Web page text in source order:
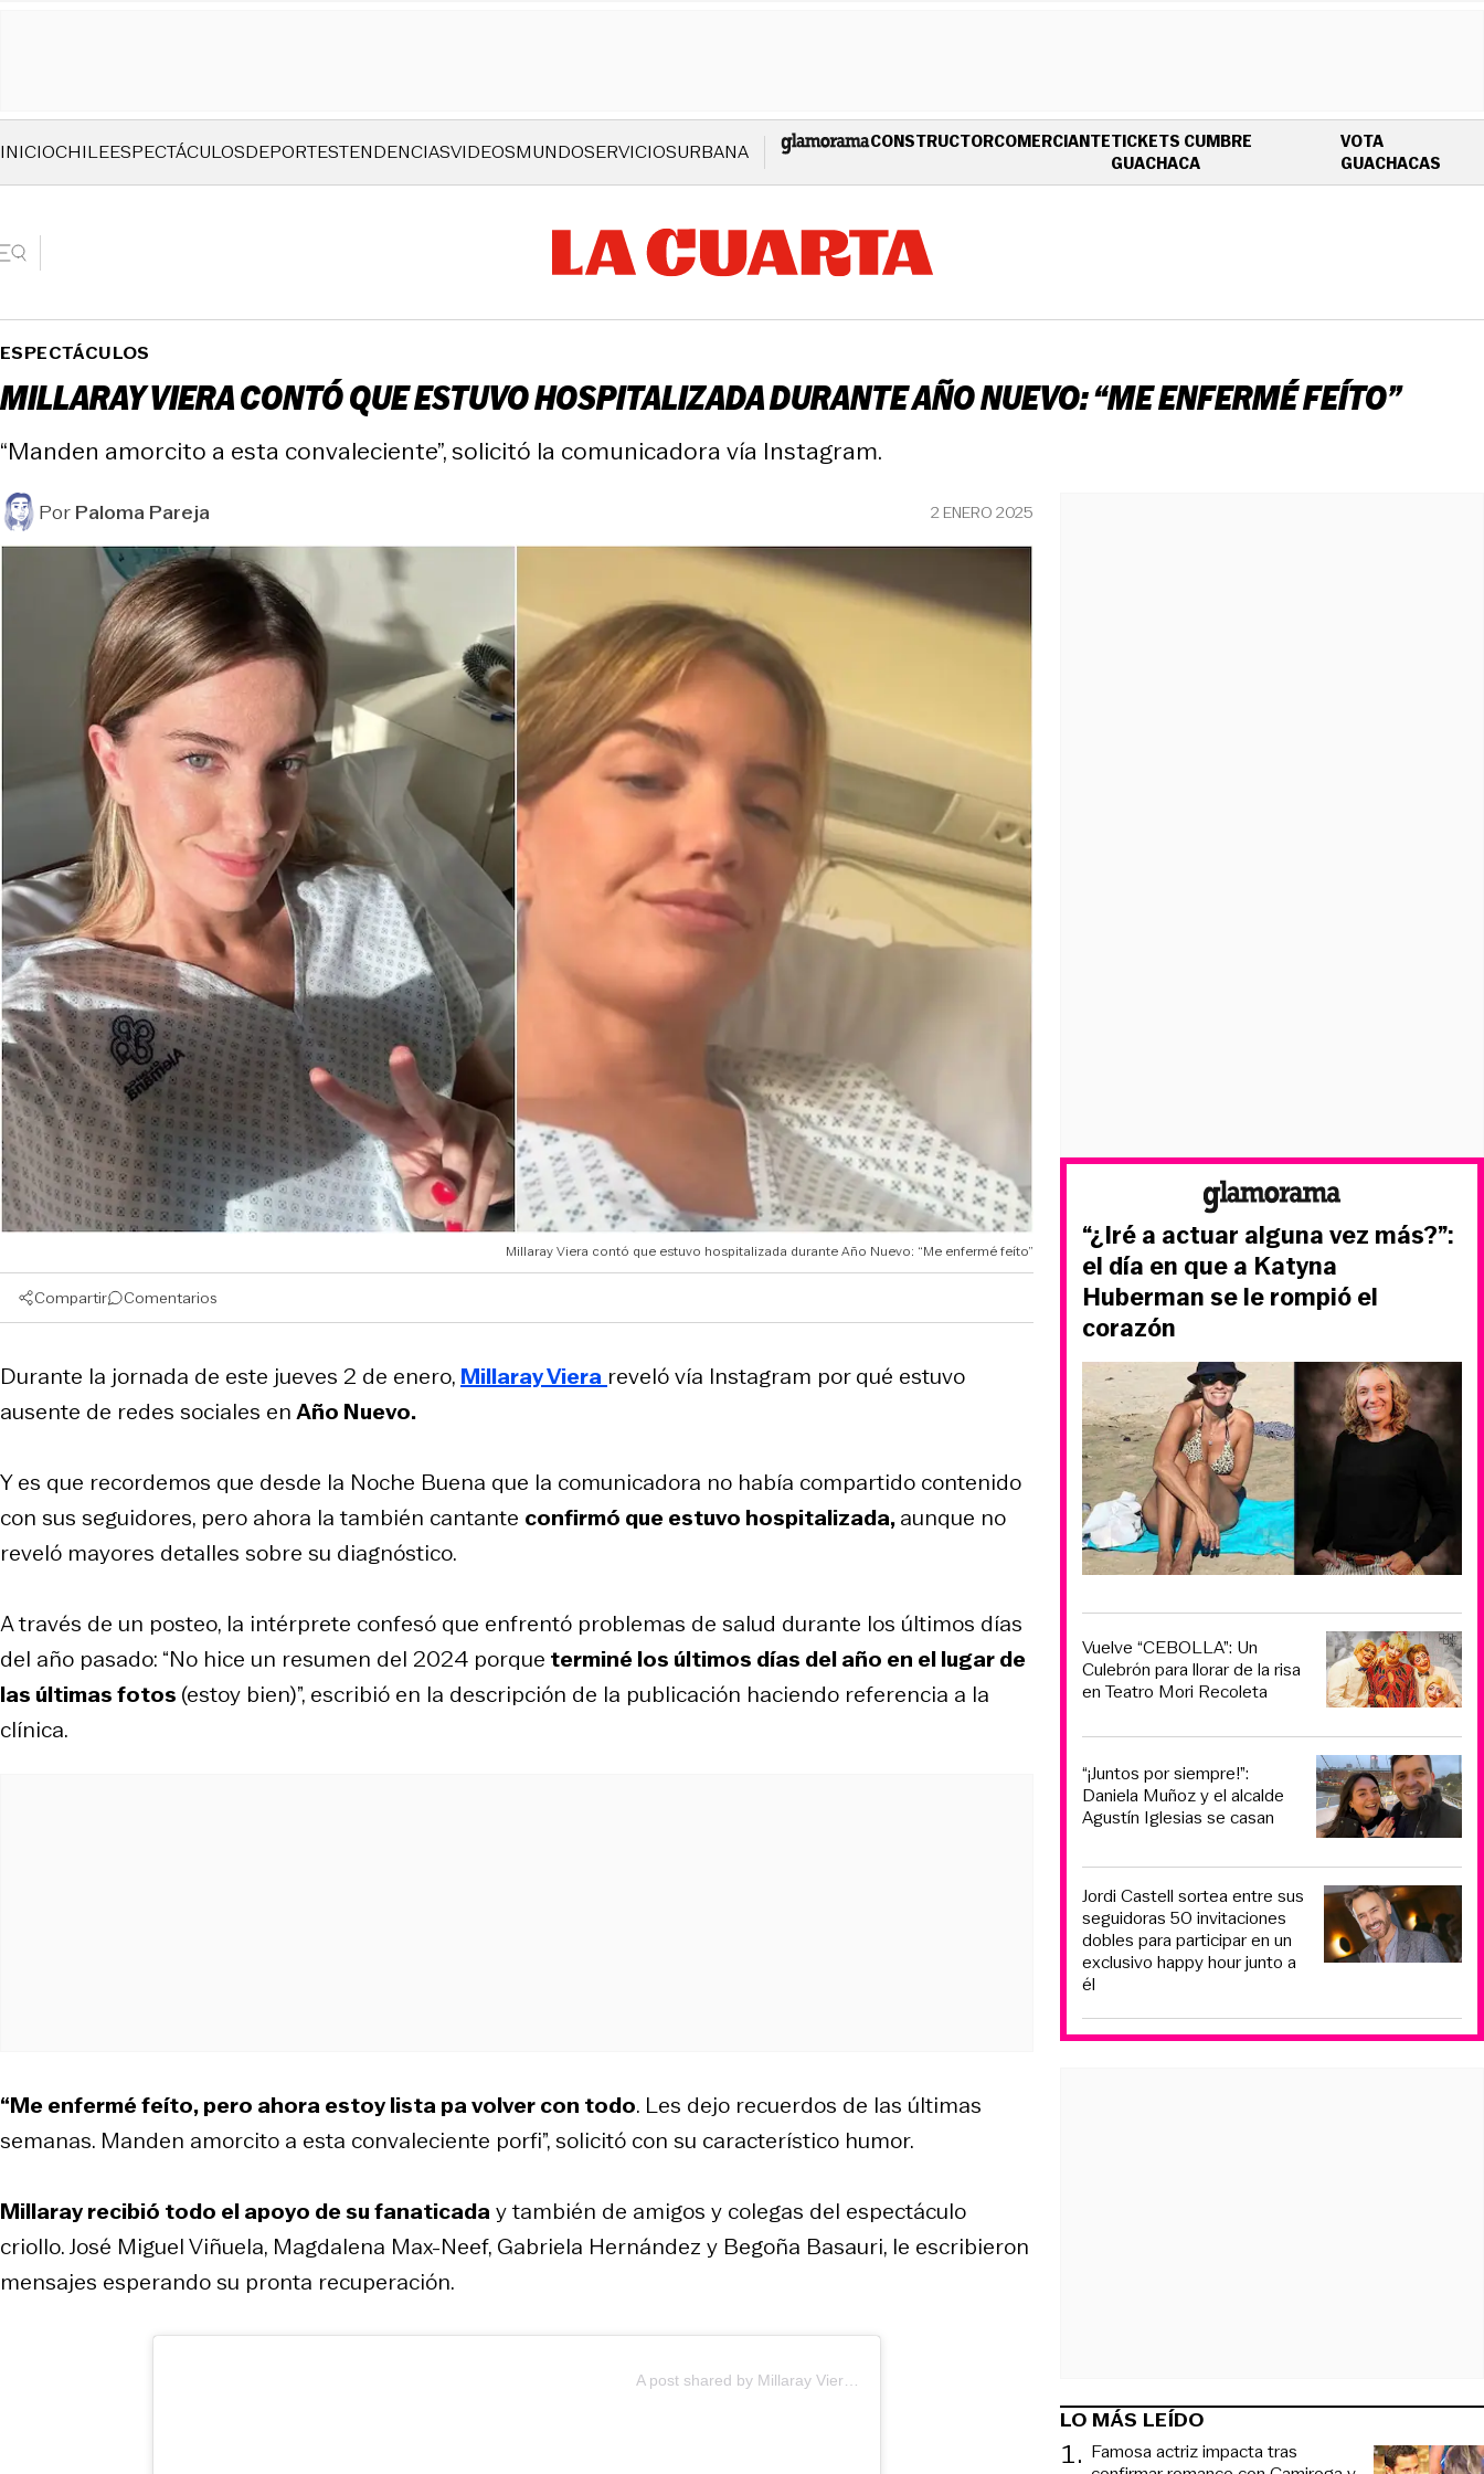
INICIOCHILEESPECTÁCULOSDEPORTESTENDENCIASVIDEOSMUNDOSERVICIOSURBANA CONSTRUCTORCOMERCIANTETICKETS CUMBRE
GUACHACAOPENS IN NEW WINDOW
VOTA
GUACHACAS
ESPECTÁCULOS
MILLARAY VIERA CONTÓ QUE ESTUVO HOSPITALIZADA DURANTE AÑO NUEVO: “ME ENFERMÉ FEÍTO”
“Manden amorcito a esta convaleciente”, solicitó la comunicadora vía Instagram.
PorPaloma Pareja 2 ENERO 2025
Millaray Viera contó que estuvo hospitalizada durante Año Nuevo: “Me enfermé feíto”
Compartir Comentarios
Durante la jornada de este jueves 2 de enero, Millaray Viera reveló vía Instagram por qué estuvo
ausente de redes sociales enAño Nuevo.
Y es que recordemos que desde la Noche Buena que la comunicadora no había compartido contenido
con sus seguidores, pero ahora la también cantante confirmó que estuvo hospitalizada,aunque no
reveló mayores detalles sobre su diagnóstico.
A través de un posteo, la intérprete confesó que enfrentó problemas de salud durante los últimos días
del año pasado: “No hice un resumen del 2024 porque terminé los últimos días del año en el lugar de
las últimas fotos (estoy bien)”, escribió en la descripción de la publicación haciendo referencia a la
clínica.
“Me enfermé feíto, pero ahora estoy lista pa volver con todo. Les dejo recuerdos de las últimas
semanas. Manden amorcito a esta convaleciente porfi”, solicitó con su característico humor.
Millaray recibió todo el apoyo de su fanaticaday también de amigos y colegas del espectáculo
criollo. José Miguel Viñuela, Magdalena Max-Neef, Gabriela Hernández y Begoña Basauri, le escribieron
mensajes esperando su pronta recuperación.
“¿Iré a actuar alguna vez más?”:
el día en que a Katyna
Huberman se le rompió el
corazón
Vuelve “CEBOLLA”: Un
Culebrón para llorar de la risa
en Teatro Mori Recoleta
“¡Juntos por siempre!”:
Daniela Muñoz y el alcalde
Agustín Iglesias se casan
Jordi Castell sortea entre sus
seguidoras 50 invitaciones
dobles para participar en un
exclusivo happy hour junto a
él
LO MÁS LEÍDO
1. Famosa actriz impacta tras